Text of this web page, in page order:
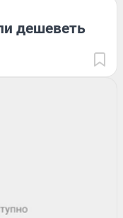
дешеветь